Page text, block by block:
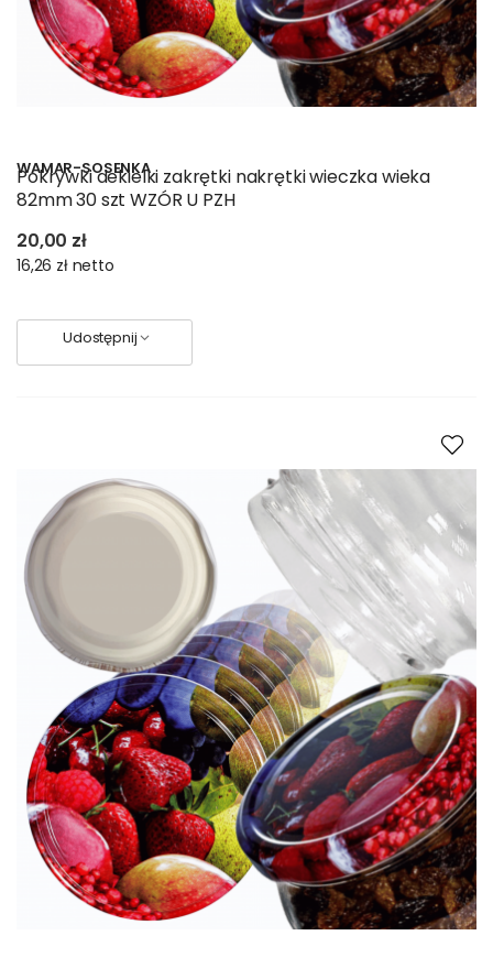
WAMAR-SOSENKA
Pokrywki dekielki zakrętki nakrętki wieczka wieka
82mm 30 szt WZÓR U PZH
20,00 zł
16,26 zł netto
Udostępnij